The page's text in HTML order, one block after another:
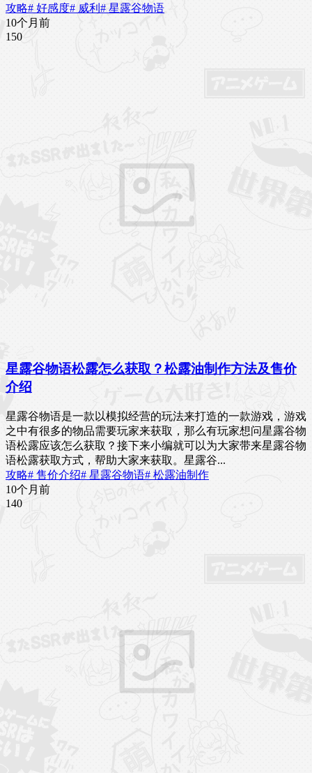
攻略# 好感度# 威利 # 星露谷物语
10个月前
150
星露谷物语松露怎么获取？松露油制作方法及售价
介绍
星露谷物语是一款以模拟经营的玩法来打造的一款游戏，游戏
之中有很多的物品需要玩家来获取，那么有玩家想问星露谷物
语松露应该怎么获取？接下来小编就可以为大家带来星露谷物
语松露获取方式，帮助大家来获取。星露谷...
攻略# 售价介绍# 星露谷物语# 松露油制作
10个月前
140